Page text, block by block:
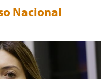
Nacional